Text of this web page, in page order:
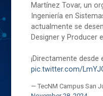
Martínez Tovar, un
Ingeniería en
actualmente se
Designer y Producer
¡Directamente
pic.twitter.com/
— TecNM Campus San